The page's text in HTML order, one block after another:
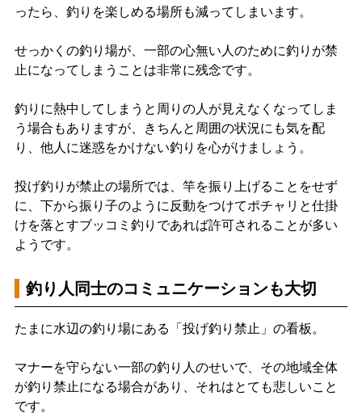
ったら、釣りを楽しめる場所も減ってしまいます。
せっかくの釣り場が、一部の心無い人のために釣りが禁
止になってしまうことは非常に残念です。
釣りに熱中してしまうと周りの人が見えなくなってしま
う場合もありますが、きちんと周囲の状況にも気を配
り、他人に迷惑をかけない釣りを心がけましょう。
投げ釣りが禁止の場所では、竿を振り上げることをせず
に、下から振り子のように反動をつけてポチャリと仕掛
けを落とすブッコミ釣りであれば許可されることが多い
ようです。
釣り人同士のコミュニケーションも大切
たまに水辺の釣り場にある「投げ釣り禁止」の看板。
マナーを守らない一部の釣り人のせいで、その地域全体
が釣り禁止になる場合があり、それはとても悲しいこと
です。